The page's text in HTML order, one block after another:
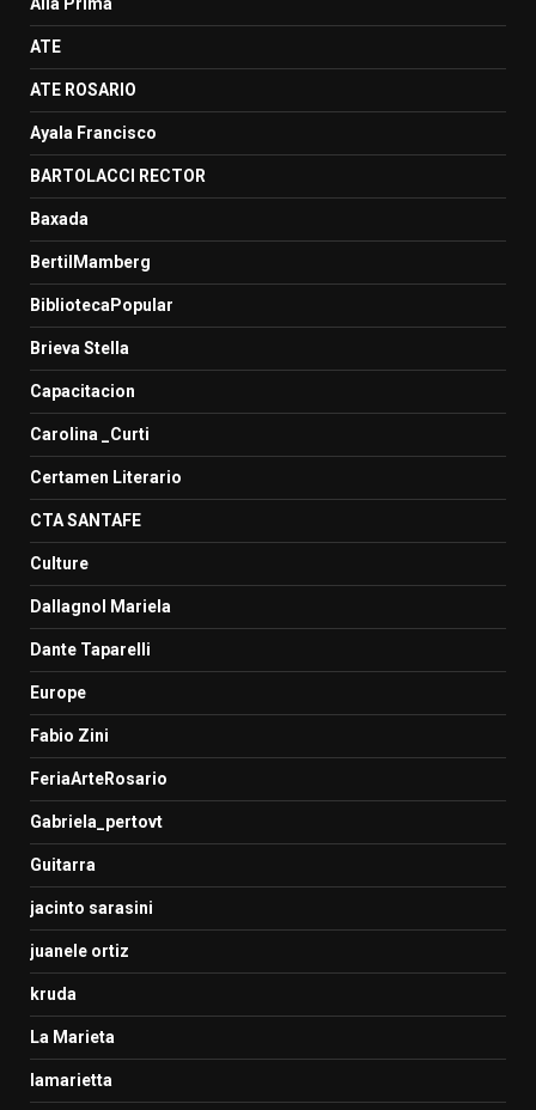
ATE
ATE ROSARIO
Ayala Francisco
BARTOLACCI RECTOR
Baxada
BertilMamberg
BibliotecaPopular
Brieva Stella
Capacitacion
Carolina _Curti
Certamen Literario
CTA SANTAFE
Culture
Dallagnol Mariela
Dante Taparelli
Europe
Fabio Zini
FeriaArteRosario
Gabriela_pertovt
Guitarra
jacinto sarasini
juanele ortiz
kruda
La Marieta
lamarietta